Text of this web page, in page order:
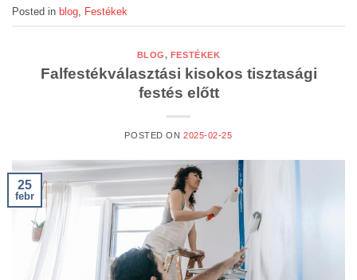
Posted in blog Festékek
BLOG, FESTÉKEK
Falfestékválasztási kisokos tisztasági
festés előtt
POSTED ON 2025-02-25
25
febr